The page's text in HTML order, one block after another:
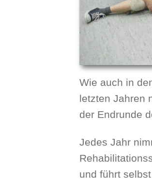
Wie auch in
letzten Jahren
der Endrunde
Jedes Jahr
und führt